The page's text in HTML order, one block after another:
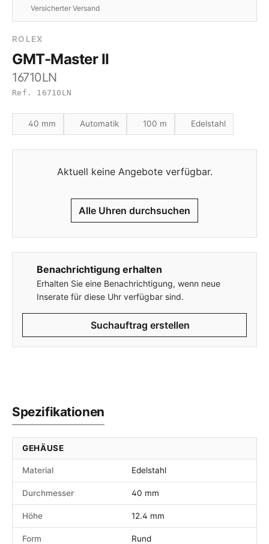
Versicherter Versand
ROLEX
GMT-Master II
16710LN
Ref. 16710LN
40 mm Automatik 100 m Edelstahl
Aktuell keine Angebote verfügbar.
Alle Uhren durchsuchen
Benachrichtigung erhalten
Erhalten Sie eine Benachrichtigung, wenn neue
Inserate für diese Uhr verfügbar sind.
Suchauftrag erstellen
Spezifikationen
GEHÄUSE
Material Edelstahl
Durchmesser 40 mm
Höhe 12.4 mm
Form Rund